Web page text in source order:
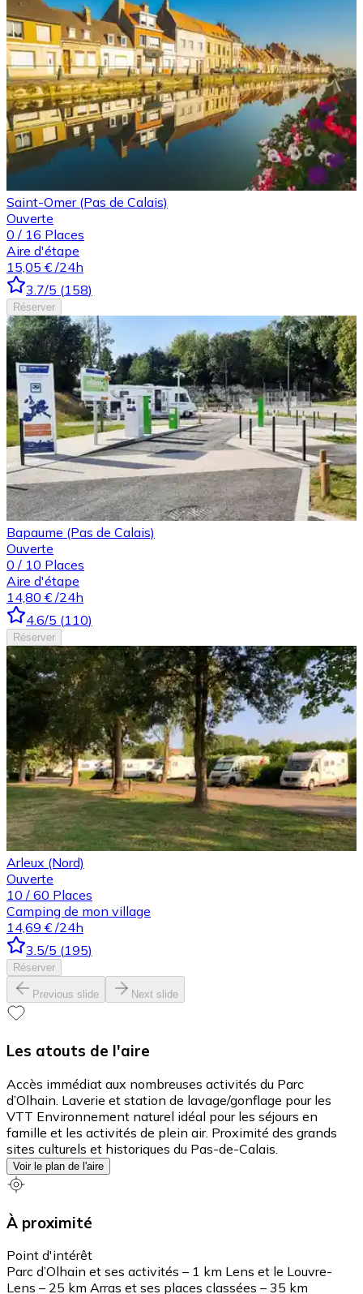
Saint-Omer (Pas de Calais)
Ouverte
0 / 16 Places
Aire d'étape
15,05 € /24h
3.7/5 (158)
Réserver
Bapaume (Pas de Calais)
Ouverte
0 / 10 Places
Aire d'étape
14,80 € /24h
4.6/5 (110)
Réserver
Arleux (Nord)
Ouverte
10 / 60 Places
Camping de mon village
14,69 € /24h
3.5/5 (195)
Réserver
Previous slide Next slide
Les atouts de l'aire
Accès immédiat aux nombreuses activités du Parc
d’Olhain. Laverie et station de lavage/gonflage pour les
VTT Environnement naturel idéal pour les séjours en
famille et les activités de plein air. Proximité des grands
sites culturels et historiques du Pas-de-Calais.
Voir le plan de l'aire
À proximité
Point d'intérêt
Parc d’Olhain et ses activités – 1 km Lens et le Louvre-
Lens – 25 km Arras et ses places classées – 35 km